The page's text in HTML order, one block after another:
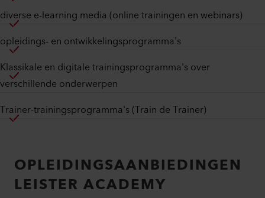
diverse e-learning media (online trainingen en webinars)
opleidings- en ontwikkelingsprogramma's
Klassikale en digitale trainingsprogramma's over
verschillende onderwerpen
Trainer-trainingsprogramma's (Train de Trainer)
OPLEIDINGSAANBIEDINGEN
LEISTER ACADEMY